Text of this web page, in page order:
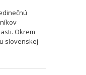
Okrem
slovenskej